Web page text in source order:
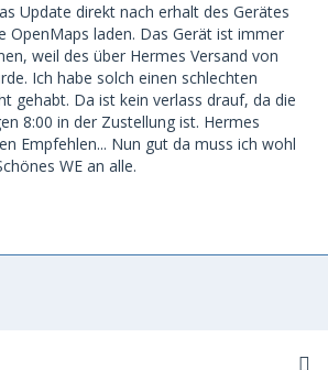
Update direkt nach erhalt des Gerätes
OpenMaps laden. Das Gerät ist immer
weil des über Hermes Versand von
Ich habe solch einen schlechten
gehabt. Da ist kein verlass drauf, da die
8:00 in der Zustellung ist. Hermes
Empfehlen... Nun gut da muss ich wohl
WE an alle.